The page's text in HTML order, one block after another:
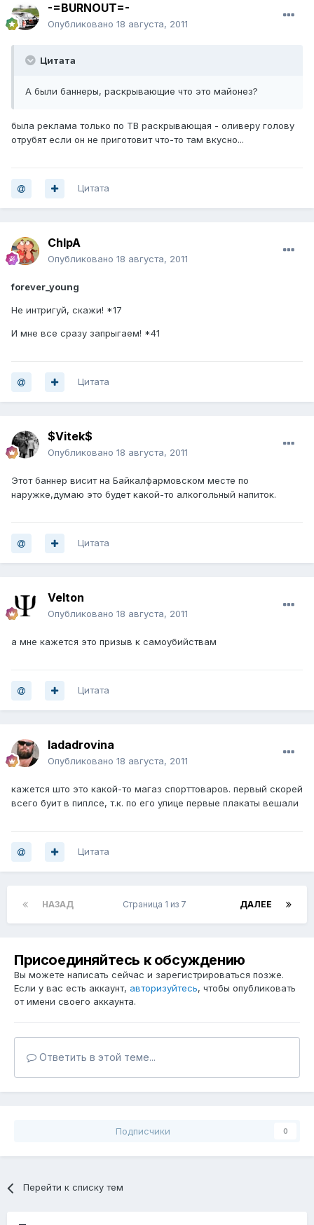
-=BURNOUT=-
Опубликовано 18 августа, 2011
Цитата
А были баннеры, раскрывающие что это майонез?
была реклама только по ТВ раскрывающая - оливеру голову
отрубят если он не приготовит что-то там вкусно...
Цитата
ChIpA
Опубликовано 18 августа, 2011
forever_young
Не интригуй, скажи! *17
И мне все сразу запрыгаем! *41
Цитата
$Vitek$
Опубликовано 18 августа, 2011
Этот баннер висит на Байкалфармовском месте по
наружке,думаю это будет какой-то алкогольный напиток.
Цитата
Velton
Опубликовано 18 августа, 2011
а мне кажется это призыв к самоубийствам
Цитата
ladadrovina
Опубликовано 18 августа, 2011
кажется што это какой-то магаз спорттоваров. первый скорей
всего буит в пиплсе, т.к. по его улице первые плакаты вешали
Цитата
НАЗАД ДАЛЕЕ
Страница 1 из 7
Присоединяйтесь к обсуждению
Вы можете написать сейчас и зарегистрироваться позже.
Если у вас есть аккаунт, авторизуйтесь, чтобы опубликовать
от имени своего аккаунта.
Ответить в этой теме...
Подписчики 0
Перейти к списку тем